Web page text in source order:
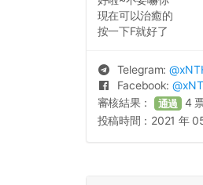
現在可以治癒的
按一下F就好了
Telegram: @
Facebook: @
審核結果： 通過 4
投稿時間： 2021 年